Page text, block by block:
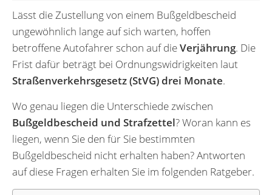
Lässt die Zustellung von einem Bußgeldbescheid
ungewöhnlich lange auf sich warten, hoffen
betroffene Autofahrer schon auf dieVerjährung. Die
Frist dafür beträgt bei Ordnungswidrigkeiten laut
Straßenverkehrsgesetz (StVG) drei Monate.
Wo genau liegen die Unterschiede zwischen
Bußgeldbescheid und Strafzettel? Woran kann es
liegen, wenn Sie den für Sie bestimmten
Bußgeldbescheid nicht erhalten haben? Antworten
auf diese Fragen erhalten Sie im folgenden Ratgeber.